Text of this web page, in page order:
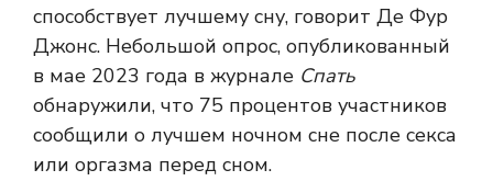
способствует лучшему сну, говорит Де Фур
Джонс. Небольшой опрос, опубликованный
в мае 2023 года в журнале Спать
обнаружили, что 75 процентов участников
сообщили о лучшем ночном сне после секса
или оргазма перед сном.